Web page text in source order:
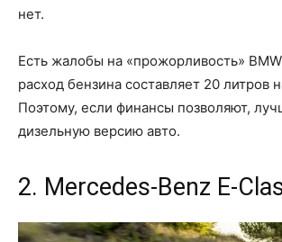
нет.
Есть жалобы на «прожорливость»
расход бензина составляет 20 литров
Поэтому, если финансы позволяют,
дизельную версию авто.
2. Mercedes-Benz E-